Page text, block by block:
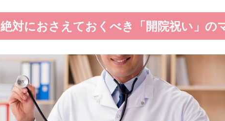
絶対におさえておくべき「開院祝い」の